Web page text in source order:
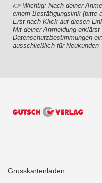
👉 Wichtig: Nach deiner
einem Bestätigungslink (bitte
Erst nach Klick auf diesen
Mit deiner Anmeldung
Datenschutzbestimmungen
ausschließlich für Neukunden
Grusskartenladen